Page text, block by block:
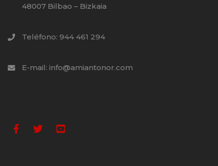
48007 Bilbao – Bizkaia
Teléfono: 944 461 294
E-mail: info@amiantonor.com
Facebook
TwitterYoutube